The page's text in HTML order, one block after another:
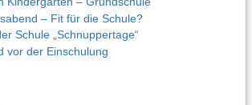
– Fit für die Schule?
Schule „Schnuppertage“
vor der Einschulung